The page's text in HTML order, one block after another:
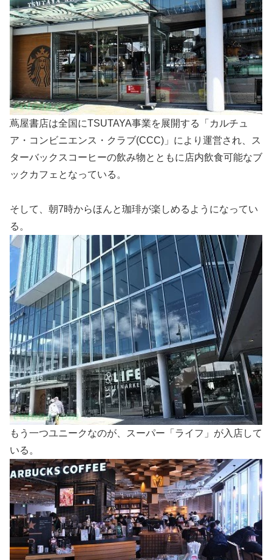
蔦屋書店は全国にTSUTAYA事業を展開する「カルチュ
ア・コンビニエンス・クラブ(CCC)」により運営され、ス
ターバックスコーヒーの飲み物とともに店内飲食可能なブ
ックカフェとなっている。
そして、朝7時からほんと珈琲が楽しめるようになってい
る。
もう一つユニークなのが、スーパー「ライフ」が入店して
いる。